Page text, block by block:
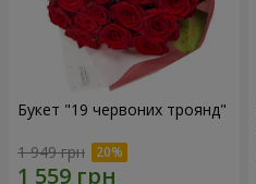
Букет "19 червоних троянд"
1 949 грн